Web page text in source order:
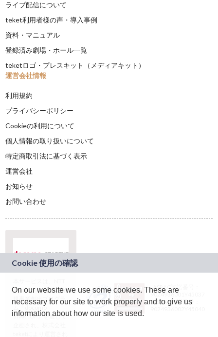
ライブ配信について
teket利用者様の声・導入事例
資料・マニュアル
登録済み劇場・ホール一覧
teketロゴ・プレスキット（メディアキット）
運営会社情報
利用規約
プライバシーポリシー
Cookieの利用について
個人情報の取り扱いについて
特定商取引法に基づく表示
運営会社
お知らせ
お問い合わせ
ドコモグループの新
規事業創出プログラ
ム「docomo
STARTUP」を通じて
JASRAC許諾番号：
9024936001Y45037
JASRAC許諾番号：
On our website we use some cookies. These are
necessary for our site to work properly and to give us
information about how our site is used.